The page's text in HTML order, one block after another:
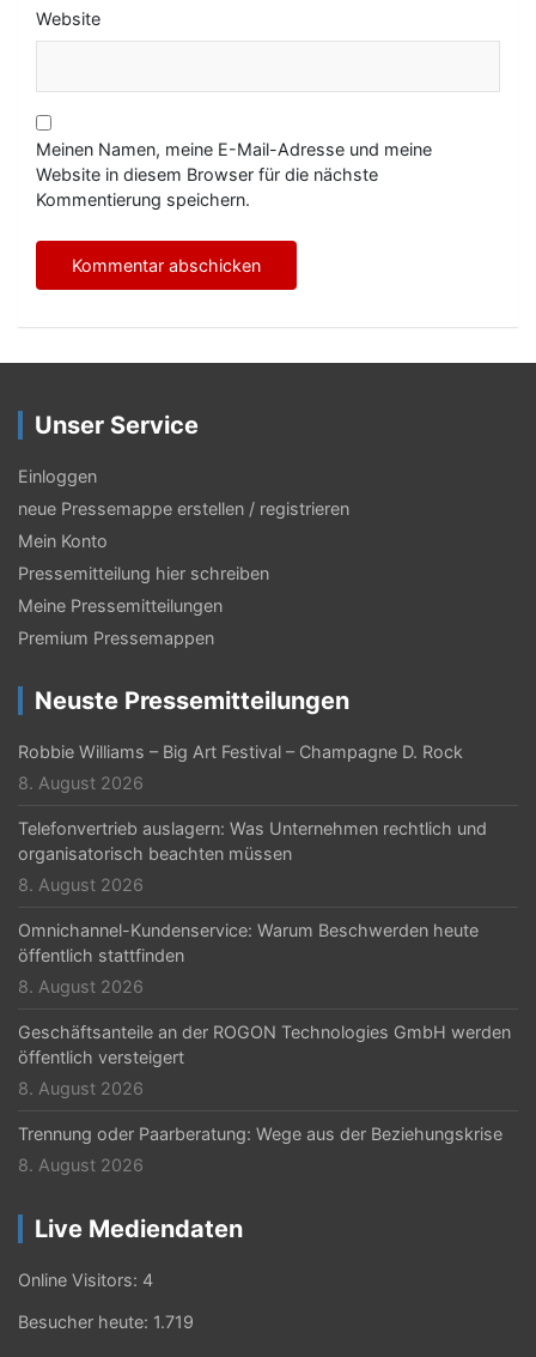
Website
Meinen Namen, meine E-Mail-Adresse und meine
Website in diesem Browser für die nächste
Kommentierung speichern.
Unser Service
Einloggen
neue Pressemappe erstellen / registrieren
Mein Konto
Pressemitteilung hier schreiben
Meine Pressemitteilungen
Premium Pressemappen
Neuste Pressemitteilungen
Robbie Williams – Big Art Festival – Champagne D. Rock
8. August 2026
Telefonvertrieb auslagern: Was Unternehmen rechtlich und
organisatorisch beachten müssen
8. August 2026
Omnichannel-Kundenservice: Warum Beschwerden heute
öffentlich stattfinden
8. August 2026
Geschäftsanteile an der ROGON Technologies GmbH werden
öffentlich versteigert
8. August 2026
Trennung oder Paarberatung: Wege aus der Beziehungskrise
8. August 2026
Live Mediendaten
Online Visitors: 4
Besucher heute: 1.719